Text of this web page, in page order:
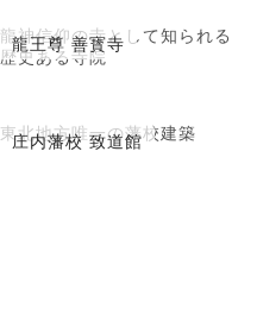
龍王尊 善寳寺
龍神信仰の寺として知られる
歴史ある寺院
庄内藩校 致道館
東北地方唯一の藩校建築